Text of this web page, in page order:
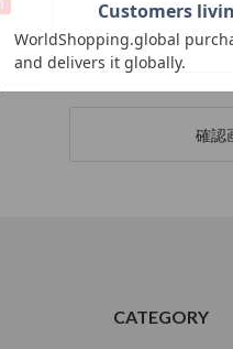
CATEGORY